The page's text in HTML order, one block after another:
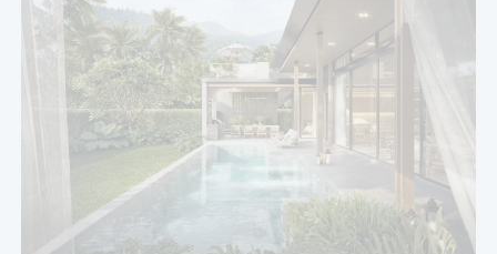
Перейти
Перейти
Перейти
Перейти
Перейти